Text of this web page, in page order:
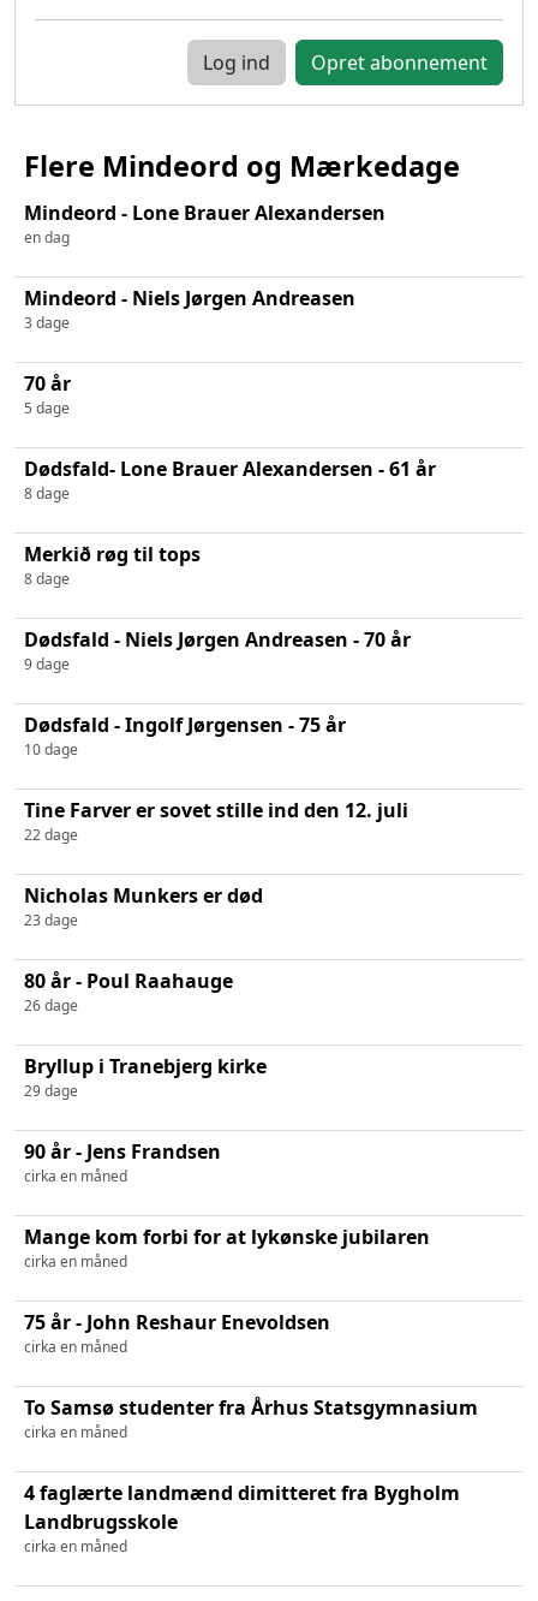
Log ind
Flere Mindeord og Mærkedage
Mindeord - Lone Brauer Alexandersen
en dag
Mindeord - Niels Jørgen Andreasen
3 dage
70 år
5 dage
Dødsfald- Lone Brauer Alexandersen - 61 år
8 dage
Merkið røg til tops
8 dage
Dødsfald - Niels Jørgen Andreasen - 70 år
9 dage
Dødsfald - Ingolf Jørgensen - 75 år
10 dage
Tine Farver er sovet stille ind den 12. juli
22 dage
Nicholas Munkers er død
23 dage
80 år - Poul Raahauge
26 dage
Bryllup i Tranebjerg kirke
29 dage
90 år - Jens Frandsen
cirka en måned
Mange kom forbi for at lykønske jubilaren
cirka en måned
75 år - John Reshaur Enevoldsen
cirka en måned
To Samsø studenter fra Århus Statsgymnasium
cirka en måned
4 faglærte landmænd dimitteret fra Bygholm
Landbrugsskole
cirka en måned